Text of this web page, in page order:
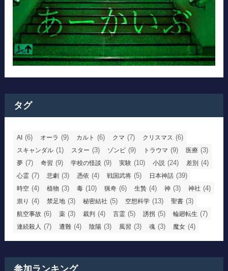
タグ
AI (6) オーラ (9) カルト (6) クマ (7) クリスマス (6)
スキャンダル (1) スター (3) ゾンビ (9) トラウマ (9) 医療 (3)
夢 (7) 奇習 (9) 学校の怪談 (9) 実験 (10) 小説 (24) 差別 (4)
心霊 (7) 悲劇 (3) 憑依 (4) 戦国武将 (5) 日本神話 (39)
時空 (4) 植物 (3) 毒 (10) 猟奇 (6) 生贄 (4) 神 (3) 神社 (4)
祟り (4) 禁足地 (3) 秘密結社 (5) 空想科学 (13) 聖書 (3)
航空事故 (6) 薬 (3) 裁判 (4) 言霊 (5) 誘拐 (5) 輪廻転生 (7)
連続殺人 (7) 遭難 (4) 陰陽 (3) 風習 (3) 魂 (3) 魔女 (4)
参加ランキング